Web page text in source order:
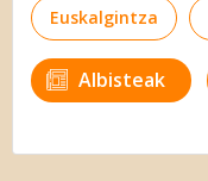
Euskalgintza
Albisteak